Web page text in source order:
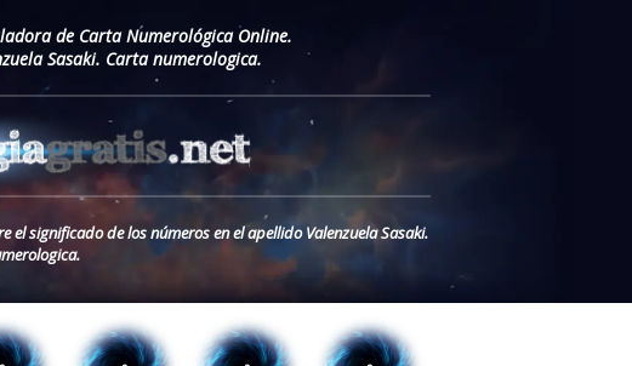
de Carta Numerológica Online.
Sasaki. Carta numerologica.
el significado de los números en el apellido Valenzuela Sasaki.